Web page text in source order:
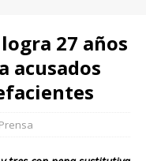
27 años
acusados
Prensa